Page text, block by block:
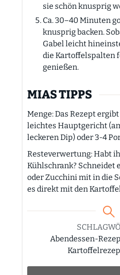
sie schön knusprig
Ca. 30–40 Minuten
knusprig backen.
Gabel leicht
die Kartoffelspalten
genießen.
MIAS TIPPS
Menge: Das Rezept
leichtes Hauptgericht
leckeren Dip) oder 3-4
Resteverwertung: Habt
Kühlschrank? Schneidet
oder Zucchini mit in die
es direkt mit den
Abendessen-